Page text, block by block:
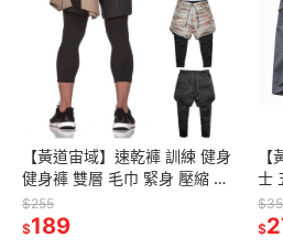
【黃道宙域】速乾褲 訓練 健身
健身褲 雙層 毛巾 緊身 壓縮 慢
跑 運動 九分褲 休閒 男裝 機能
褲
$255
$189
士
大
$